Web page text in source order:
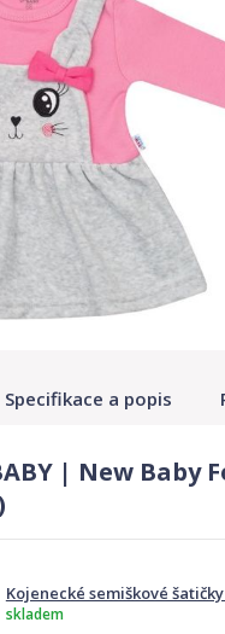
Specifikace a popis
| New Baby
Kojenecké semiškové
skladem